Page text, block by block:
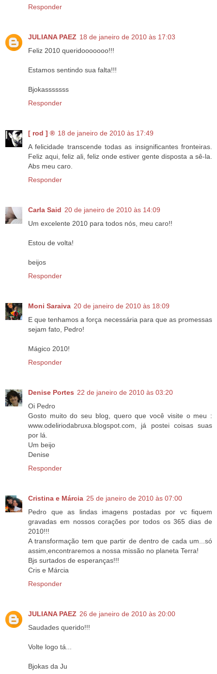
Responder
JULIANA PAEZ 18 de janeiro de 2010 às 17:03
Feliz 2010 queridooooooo!!!
Estamos sentindo sua falta!!!
Bjokasssssss
Responder
[ rod ] ® 18 de janeiro de 2010 às 17:49
A felicidade transcende todas as insignificantes fronteiras.
Feliz aqui, feliz ali, feliz onde estiver gente disposta a sê-la.
Abs meu caro.
Responder
Carla Said 20 de janeiro de 2010 às 14:09
Um excelente 2010 para todos nós, meu caro!!
Estou de volta!
beijos
Responder
Moni Saraiva 20 de janeiro de 2010 às 18:09
E que tenhamos a força necessária para que as promessas
sejam fato, Pedro!
Mágico 2010!
Responder
Denise Portes 22 de janeiro de 2010 às 03:20
Oi Pedro
Gosto muito do seu blog, quero que você visite o meu :
www.odeliriodabruxa.blogspot.com, já postei coisas suas
por lá.
Um beijo
Denise
Responder
Cristina e Márcia 25 de janeiro de 2010 às 07:00
Pedro que as lindas imagens postadas por vc fiquem
gravadas em nossos corações por todos os 365 dias de
2010!!!
A transformação tem que partir de dentro de cada um...só
assim,encontraremos a nossa missão no planeta Terra!
Bjs surtados de esperanças!!!
Cris e Márcia
Responder
JULIANA PAEZ 26 de janeiro de 2010 às 20:00
Saudades querido!!!
Volte logo tá...
Bjokas da Ju